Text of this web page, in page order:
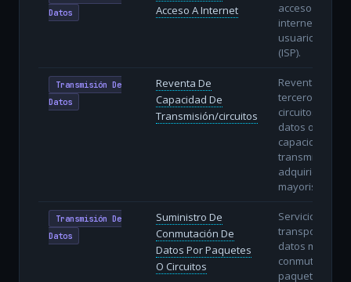
Datos
Acceso A Internet
acceso a
internet a
usuarios
(ISP).
Transmisión De
Datos
Reventa De
Capacidad De
Transmisión/circuitos
Reventa a
terceros de
circuitos de
datos o
capacidad de
transmisión
adquiridos en
mayorista.
Transmisión De
Datos
Suministro De
Conmutación De
Datos Por Paquetes
O Circuitos
Servicios de
transporte de
datos
conmutación
paquetes (IP) o